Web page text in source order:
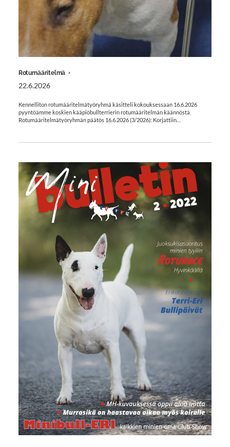
Rotumääritelmä
22.6.2026
Kennelliton rotumääritelmätyöryhmä käsitteli kokouksessaan 16.6.2026
pyyntöämme koskien kääpiöbullterrierin rotumääritelmän käännöstä.
Rotumääritelmätyöryhmän päätös 16.6.2026 (3/2026): Korjattiin…